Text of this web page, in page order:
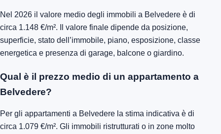
Nel 2026 il valore medio degli immobili a Belvedere è di
circa 1.148 €/m². Il valore finale dipende da posizione,
superficie, stato dell’immobile, piano, esposizione, classe
energetica e presenza di garage, balcone o giardino.
Qual è il prezzo medio di un appartamento a
Belvedere?
Per gli appartamenti a Belvedere la stima indicativa è di
circa 1.079 €/m². Gli immobili ristrutturati o in zone molto